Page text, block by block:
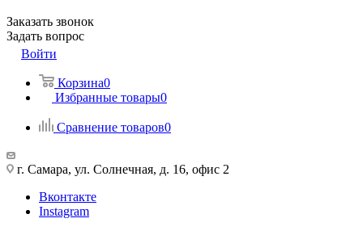
Заказать звонок
Задать вопрос
Войти
Корзина0
Избранные товары0
Сравнение товаров0
г. Самара, ул. Солнечная, д. 16, офис 2
Вконтакте
Instagram